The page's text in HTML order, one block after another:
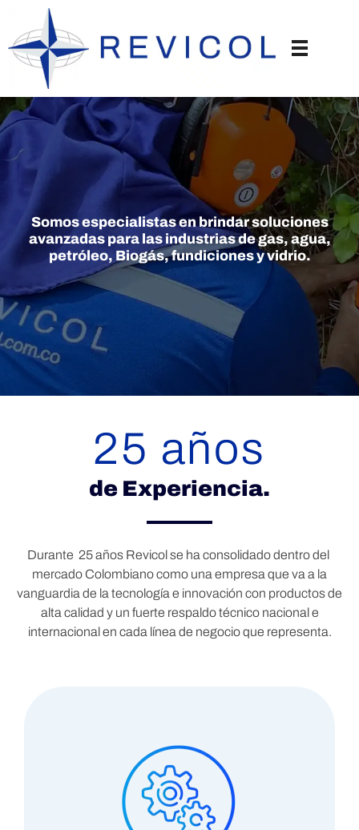
Somos especialistas en brindar soluciones
avanzadas para las industrias de gas, agua,
petróleo, Biogás, fundiciones y vidrio.
25 años
de Experiencia.
Durante 25 años Revicol se ha consolidado dentro del
mercado Colombiano como una empresa que va a la
vanguardia de la tecnología e innovación con productos de
alta calidad y un fuerte respaldo técnico nacional e
internacional en cada línea de negocio que representa.